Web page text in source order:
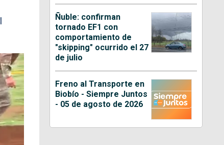
Ñuble: confirman
tornado EF1 con
comportamiento de
"skipping" ocurrido el 27
de julio
Freno al Transporte en
Biobío - Siempre Juntos
- 05 de agosto de 2026